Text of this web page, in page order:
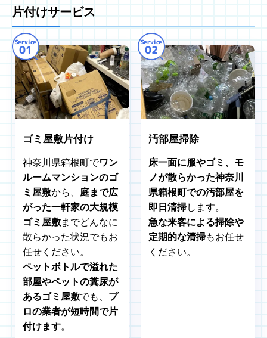
片付けサービス
Service
01
ゴミ屋敷片付け
神奈川県箱根町でワン
ルームマンションのゴ
ミ屋敷から、 庭まで広
がった一軒家の大規模
ゴミ屋敷までどんなに
散らかった状況でもお
任せください。
ペットボトルで溢れた
部屋やペットの糞尿が
あるゴミ屋敷でも、 プ
ロの業者が短時間で片
付けます。
Service
02
汚部屋掃除
床一面に服やゴミ、モ
ノが散らかった神奈川
県箱根町での汚部屋を
即日清掃します。
急な来客による掃除や
定期的な清掃もお任せ
ください。